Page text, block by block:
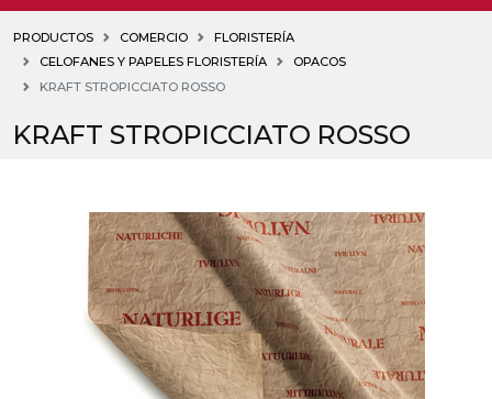
PRODUCTOS COMERCIO
FLORISTERÍA
CELOFANES Y PAPELES FLORISTERÍA
OPACOS
KRAFT STROPICCIATO ROSSO
KRAFT STROPICCIATO ROSSO